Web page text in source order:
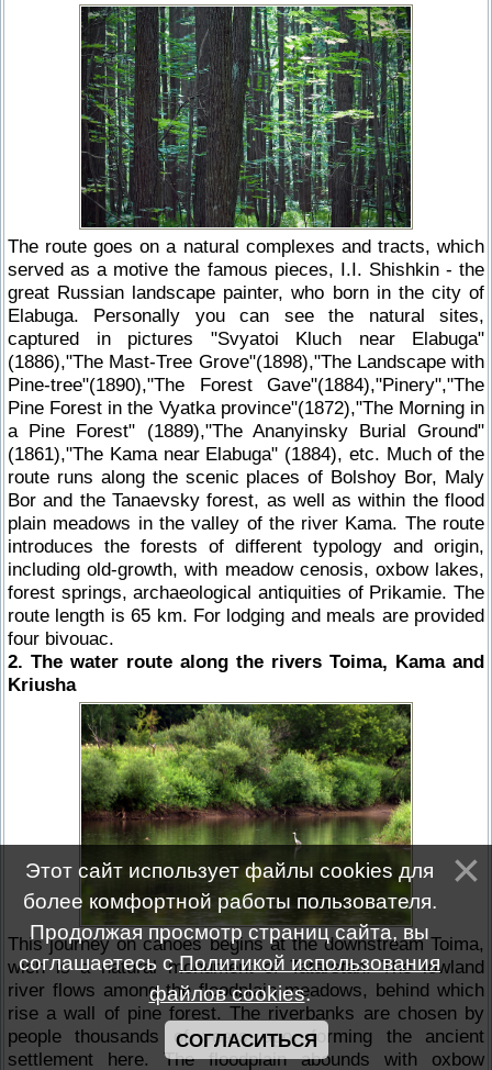
The route goes on a natural complexes and tracts, which
served as a motive the famous pieces, I.I. Shishkin - the
great Russian landscape painter, who born in the city of
Elabuga. Personally you can see the natural sites,
captured in pictures "Svyatoi Kluch near Elabuga"
(1886),"The Mast-Tree Grove"(1898),"The Landscape with
Pine-tree"(1890),"The Forest Gave"(1884),"Pinery","The
Pine Forest in the Vyatka province"(1872),"The Morning in
a Pine Forest" (1889),"The Ananyinsky Burial Ground"
(1861),"The Kama near Elabuga" (1884), etc. Much of the
route runs along the scenic places of Bolshoy Bor, Maly
Bor and the Tanaevsky forest, as well as within the flood
plain meadows in the valley of the river Kama. The route
introduces the forests of different typology and origin,
including old-growth, with meadow cenosis, oxbow lakes,
forest springs, archaeological antiquities of Prikamie. The
route length is 65 km. For lodging and meals are provided
four bivouac.
2. The water route along the rivers Toima, Kama and
Kriusha
This journey on canoes begins at the downstream Toima,
wich is a natural monument of Tatarstan. The lowland
river flows among the floodplain meadows, behind which
rise a wall of pine forest. The riverbanks are chosen by
people thousands of years ago, forming the ancient
settlement here. The floodplain abounds with oxbow
Этот сайт использует файлы cookies для
более комфортной работы пользователя.
Продолжая просмотр страниц сайта, вы
соглашаетесь сПолитикой использования
файлов cookies.
СОГЛАСИТЬСЯ